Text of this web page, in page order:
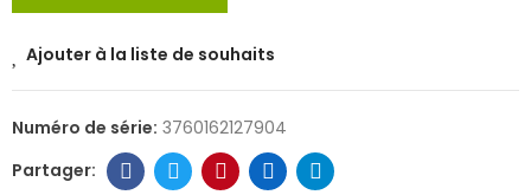
Ajouter à la liste de souhaits
Numéro de série: 3760162127904